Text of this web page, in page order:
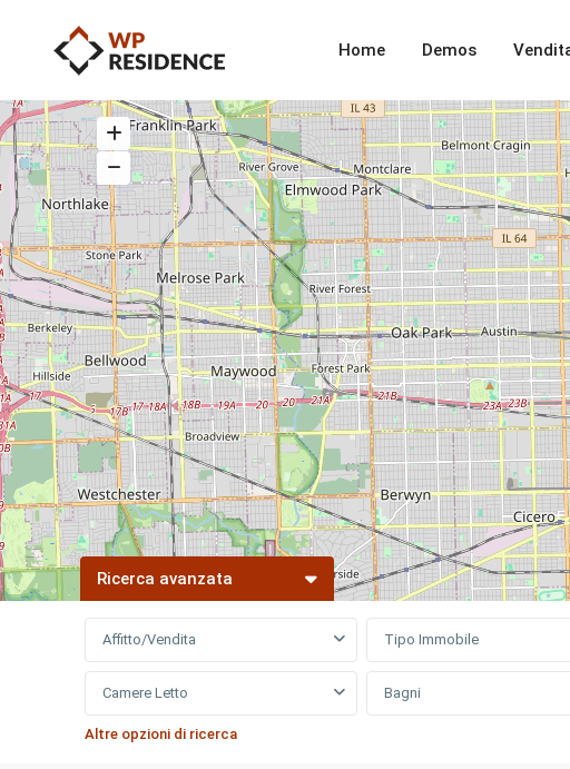
Home Demos
Ricerca avanzata
Affitto/Vendita Tipo Immobile
Camere Letto Bagni
Altre opzioni di ricerca